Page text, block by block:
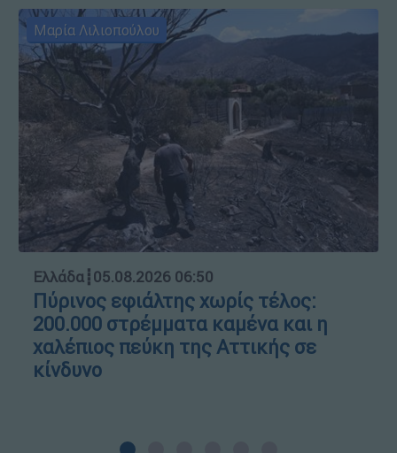
Μαρία Λιλιοπούλου
Ελλάδα┋05.08.2026 06:50
Πύρινος εφιάλτης χωρίς τέλος:
200.000 στρέμματα καμένα και η
χαλέπιος πεύκη της Αττικής σε
κίνδυνο